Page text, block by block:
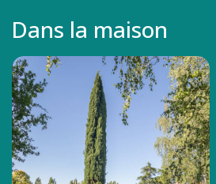
Dans la maison